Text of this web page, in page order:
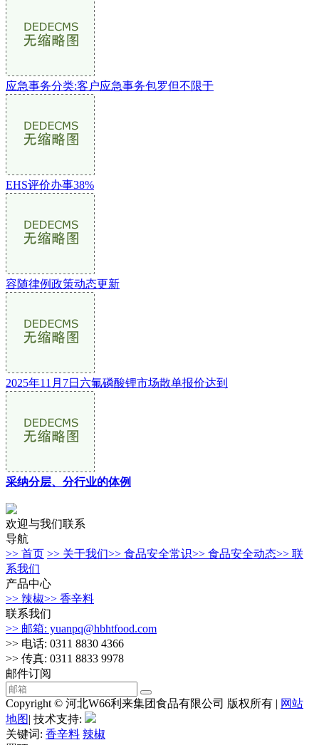
应急事务分类:客户应急事务包罗但不限于
EHS评价办事38%
容随律例政策动态更新
2025年11月7日六氟磷酸锂市场散单报价达到
采纳分层、分行业的体例
欢迎与我们联系
导航
>> 首页 >> 关于我们>> 食品安全常识>> 食品安全动态>> 联
系我们
产品中心
>> 辣椒>> 香辛料
联系我们
>> 邮箱: yuanpq@hbhtfood.com
>> 电话: 0311 8830 4366
>> 传真: 0311 8833 9978
邮件订阅
Copyright © 河北W66利来集团食品有限公司 版权所有 | 网站
地图| 技术支持:
关键词: 香辛料 辣椒